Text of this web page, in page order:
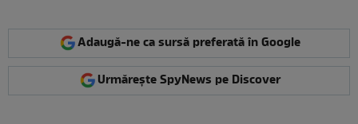
Adaugă-ne ca sursă preferată în Google
Urmărește SpyNews pe Discover